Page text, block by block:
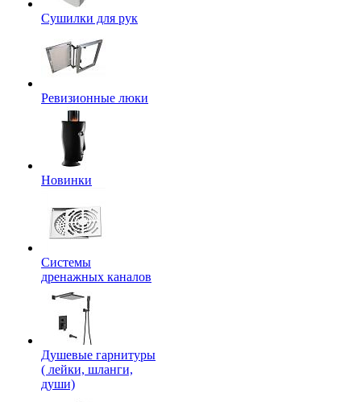
Сушилки для рук
Ревизионные люки
Новинки
Системы
дренажных каналов
Душевые гарнитуры
( лейки, шланги,
души)